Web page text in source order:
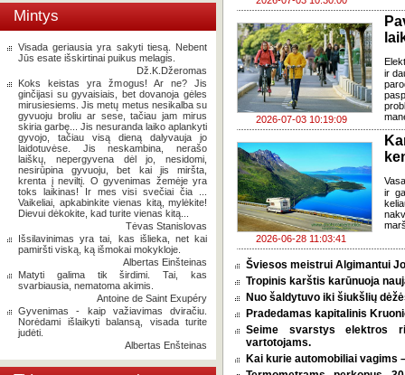
Mintys
Visada geriausia yra sakyti tiesą. Nebent
Jūs esate išskirtinai puikus melagis.
Dž.K.Džeromas
Koks keistas yra žmogus! Ar ne? Jis
ginčijasi su gyvaisiais, bet dovanoja gėles
mirusiesiems. Jis metų metus nesikalba su
gyvuoju broliu ar sese, tačiau jam mirus
skiria garbę... Jis nesuranda laiko aplankyti
gyvojo, tačiau visą dieną dalyvauja jo
laidotuvėse. Jis neskambina, nerašo
laiškų, nepergyvena dėl jo, nesidomi,
nesirūpina gyvuoju, bet kai jis miršta,
krenta į neviltį. O gyvenimas žemėje yra
toks laikinas! Ir mes visi svečiai čia ...
Vaikeliai, apkabinkite vienas kitą, mylėkite!
Dievui dėkokite, kad turite vienas kitą...
Tėvas Stanislovas
Išsilavinimas yra tai, kas išlieka, net kai
pamiršti viską, ką išmokai mokykloje.
Albertas Einšteinas
Matyti galima tik širdimi. Tai, kas
svarbiausia, nematoma akimis.
Antoine de Saint Exupéry
Gyvenimas - kaip važiavimas dviračiu.
Norėdami išlaikyti balansą, visada turite
judėti.
Albertas Enšteinas
2026-07-03 10:19:09
ir
2026-06-28 11:03:41
ir
Šviesos meistrui Algimantui
Tropinis karštis karūnuoja
Nuo šaldytuvo iki šiukšlių
Pradedamas kapitalinis
Seime svarstys elektros
vartotojams.
Kai kurie automobiliai vagims